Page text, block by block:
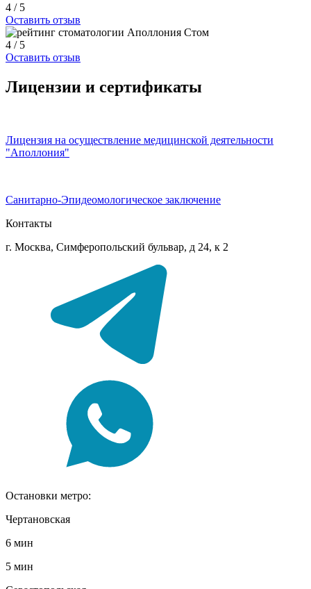
4 / 5
Оставить отзыв
4 / 5
Оставить отзыв
Лицензии и сертификаты
Лицензия на осуществление медицинской деятельности
"Аполлония"
Санитарно-Эпидеомологическое заключение
Контакты
г. Москва, Симферопольский бульвар, д 24, к 2
Остановки метро:
Чертановская
6 мин
5 мин